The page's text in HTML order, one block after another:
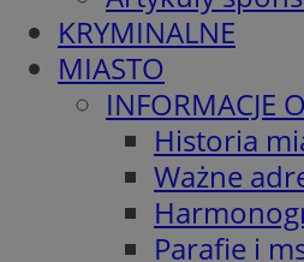
KRYMINALNE
MIASTO
INFORMACJE
Historia
Ważne
Parafie i